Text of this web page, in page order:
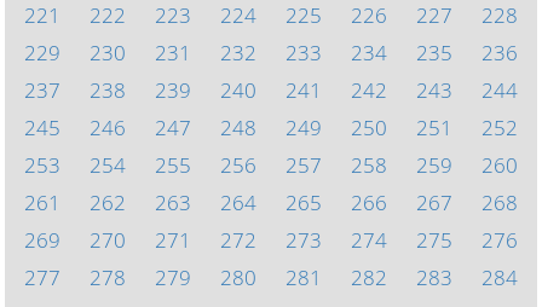
221
222 223 224 225 226 227
228
229
230 231 232 233 234 235
236
237
238 239 240 241 242 243
244
245
246 247 248 249 250 251
252
253
254 255 256 257 258 259
260
261
262 263 264 265 266 267
268
269
270 271 272 273 274 275
276
277
278 279 280 281 282 283
284